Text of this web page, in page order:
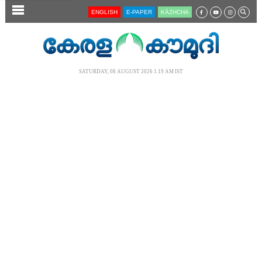
SECTIONS ENGLISH E-PAPER KĀZHCHA
SATURDAY, 08 AUGUST 2026 1.19 AM IST